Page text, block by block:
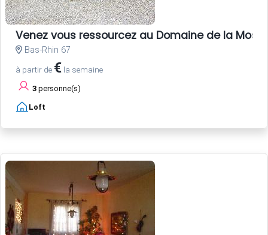
Venez vous ressourcez au Domaine de la
Bas-Rhin 67
à partir de € la semaine
3 personne(s)
Loft